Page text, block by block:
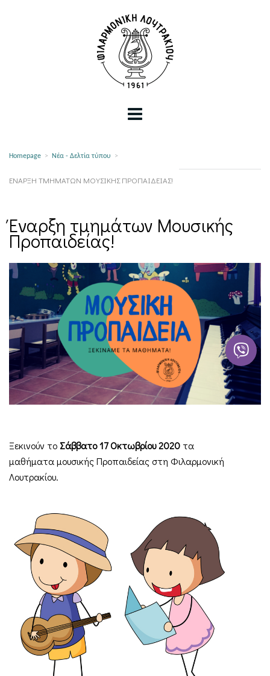
Homepage > Νέα - Δελτία τύπου >
ΈΝΑΡΞΗ ΤΜΗΜΆΤΩΝ ΜΟΥΣΙΚΉΣ ΠΡΟΠΑΙΔΕΊΑΣ!
Έναρξη τμημάτων Μουσικής
Προπαιδείας!
Ξεκινούν το Σάββατο 17 Οκτωβρίου 2020 τα
μαθήματα μουσικής Προπαιδείας στη Φιλαρμονική
Λουτρακίου.